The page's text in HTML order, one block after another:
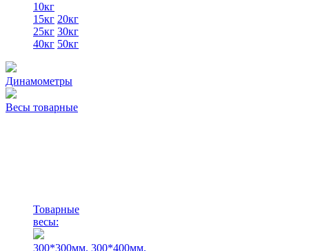
10кг
15кг 20кг
25кг 30кг
40кг 50кг
Динамометры
Весы товарные
Товарные
весы:
300*300мм. 300*400мм.